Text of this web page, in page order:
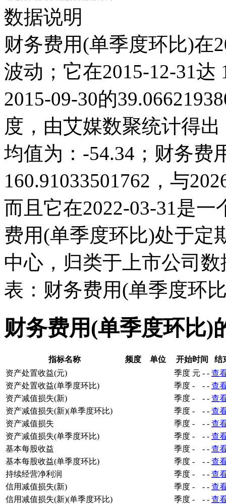
数据说明
财务费用(单季度环比)在
波动；它在2015-12-31达
2015-09-30的
度，由艾媒数聚统计得
均值为：-54.34；财务费
160.91033501762，与
而且它在2022-03-31是
费用(单季度环比)处于定
中心，归类于上市公司
表：财务费用(单季度环
财务费用(单季度环比)
指标名称 频度 单位 开始时间
结
资产处置收益(元)
季度 元 - - 查
资产处置收益(单季度环比)
季度 - - - 查
资产减值损失(新)
季度 - - - 查
资产减值损失(新)(单季度环比)
季度 - - - 查
资产减值损失
季度 - - - 查
资产减值损失(单季度环比)
季度 - - - 查
基本每股收益
季度 - - - 查
基本每股收益(单季度环比)
季度 - - - 查
持续经营净利润
季度 - - - 查
信用减值损失(新)
季度 - - - 查
信用减值损失(新)(单季度环比)
季度 - - - 查